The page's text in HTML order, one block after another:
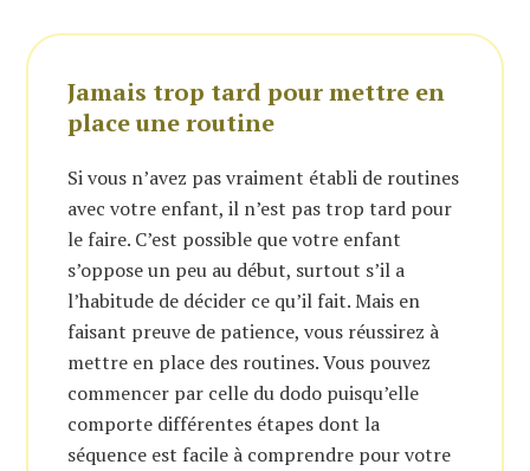
Jamais trop tard pour mettre en
place une routine
Si vous n’avez pas vraiment établi de routines
avec votre enfant, il n’est pas trop tard pour
le faire. C’est possible que votre enfant
s’oppose un peu au début, surtout s’il a
l’habitude de décider ce qu’il fait. Mais en
faisant preuve de patience, vous réussirez à
mettre en place des routines. Vous pouvez
commencer par celle du dodo puisqu’elle
comporte différentes étapes dont la
séquence est facile à comprendre pour votre